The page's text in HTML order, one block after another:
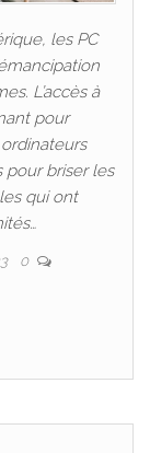
les PC
L’accès à
pour
briser les
qui ont
0